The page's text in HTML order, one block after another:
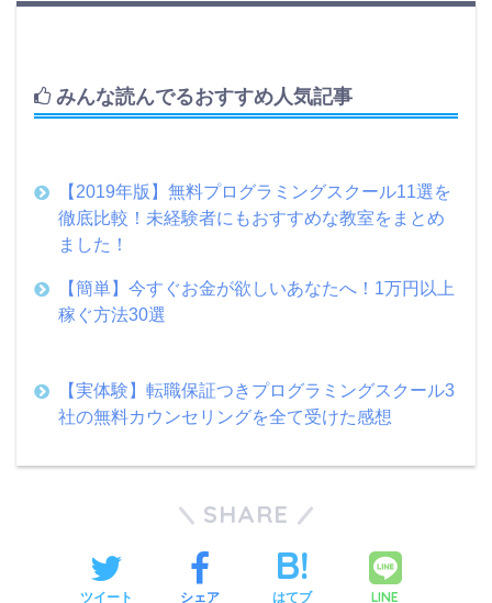
みんな読んでるおすすめ人気記事
【2019年版】無料プログラミングスクール11選を
徹底比較！未経験者にもおすすめな教室をまとめ
ました！
【簡単】今すぐお金が欲しいあなたへ！1万円以上
稼ぐ方法30選
【実体験】転職保証つきプログラミングスクール3
社の無料カウンセリングを全て受けた感想
SHARE
ツイート シェア はてブ LINE